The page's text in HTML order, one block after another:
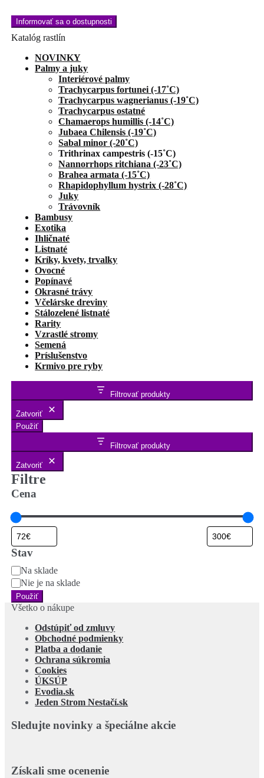
Katalóg rastlín
NOVINKY
Palmy a juky
Interiérové palmy
Trachycarpus fortunei (-17˚C)
Trachycarpus wagnerianus (-19˚C)
Trachycarpus ostatné
Chamaerops humillis (-14˚C)
Jubaea Chilensis (-19˚C)
Sabal minor (-20˚C)
Trithrinax campestris (-15˚C)
Nannorrhops ritchiana (-23˚C)
Brahea armata (-15˚C)
Rhapidophyllum hystrix (-28˚C)
Juky
Trávovník
Bambusy
Exotika
Ihličnaté
Listnaté
Kríky, kvety, trvalky
Ovocné
Popínavé
Okrasné trávy
Včelárske dreviny
Stálozelené listnaté
Rarity
Vzrastlé stromy
Semená
Príslušenstvo
Krmivo pre ryby
Filtrovať produkty
Zatvoriť
Použiť
Filtrovať produkty
Zatvoriť
Filtre
Cena
Stav
StavNa sklade
Nie je na sklade
Použiť
Všetko o nákupe
Odstúpiť od zmluvy
Obchodné podmienky
Platba a dodanie
Ochrana súkromia
Cookies
ÚKSÚP
Evodia.sk
Jeden Strom Nestačí.sk
Sledujte novinky a špeciálne akcie
Získali sme ocenenie